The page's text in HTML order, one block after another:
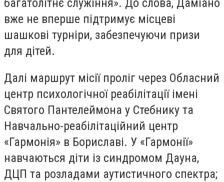
багатолітнє служіння». До слова, Даміано
вже не вперше підтримує місцеві
шашкові турніри, забезпечуючи призи
для дітей.
Далі маршрут місії проліг через Обласний
центр психологічної реабілітації імені
Святого Пантелеймона у Стебнику та
Навчально-реабілітаційний центр
«Гармонія» в Бориславі. У «Гармонії»
навчаються діти із синдромом Дауна,
ДЦП та розладами аутистичного спектра;